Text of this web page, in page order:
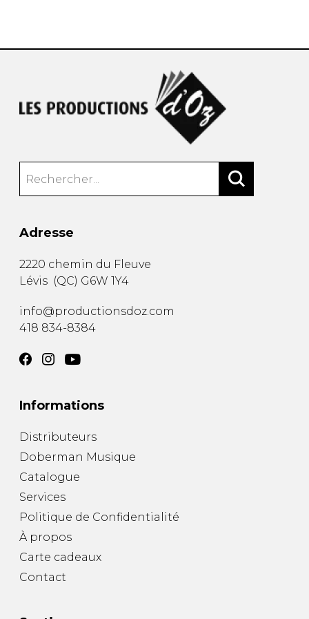
Adresse
2220 chemin du Fleuve
Lévis (QC) G6W 1Y4
info@productionsdoz.com
418 834-8384
Informations
Distributeurs
Doberman Musique
Catalogue
Services
Politique de Confidentialité
À propos
Carte cadeaux
Contact